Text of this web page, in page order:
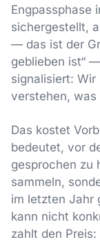
Engpassphase
sichergestellt,
— das ist der
geblieben ist“
signalisiert:
verstehen, was
Das kostet
bedeutet, vor
gesprochen zu
sammeln,
im letzten Jahr
kann nicht
zahlt den